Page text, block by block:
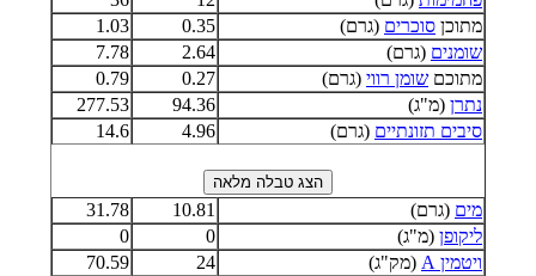
מתוכן סוכרים (גרם) 0.35
1.03
שומנים (גרם) 2.64
7.78
מתוכם שומן רווי (גרם) 0.27
0.79
נתרן (מ"ג) 94.36
277.53
סיבים תזונתיים (גרם) 4.96
14.6
מים (גרם) 10.81
31.78
ליקופן (מ"ג) 0
0
ויטמין A
(מק"ג) 24
70.59